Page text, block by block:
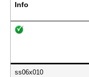
Info
ss06x010